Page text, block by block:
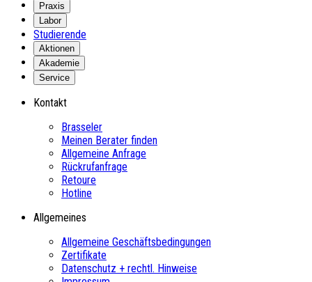
Praxis
Labor
Studierende
Aktionen
Akademie
Service
Kontakt
Brasseler
Meinen Berater finden
Allgemeine Anfrage
Rückrufanfrage
Retoure
Hotline
Allgemeines
Allgemeine Geschäftsbedingungen
Zertifikate
Datenschutz + rechtl. Hinweise